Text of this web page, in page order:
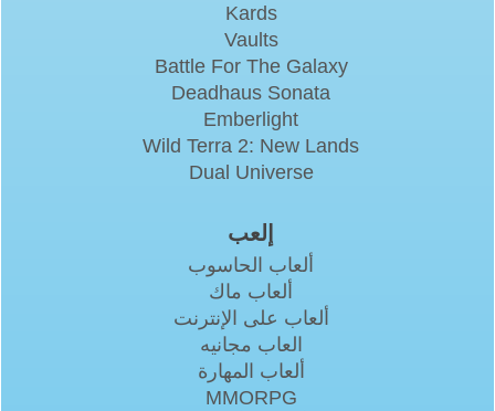
Kards
Vaults
Battle For The Galaxy
Deadhaus Sonata
Emberlight
Wild Terra 2: New Lands
Dual Universe
إلعب
ألعاب الحاسوب
ألعاب ماك
ألعاب على الإنترنت
العاب مجانيه
ألعاب المهارة
MMORPG